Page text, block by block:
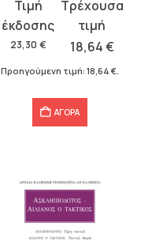
23,30 €
Original
price
was:
23,30 €.
18,64€
τρέχουσα
τιμή
είναι:
Προηγούμενη τιμή: 18,64 €.
ΑΓΟΡΑ